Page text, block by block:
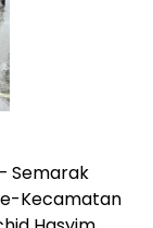
Semarak
Kecamatan